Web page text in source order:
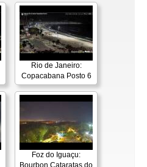
Rio de Janeiro:
Copacabana Posto 6
Foz do Iguaçu: